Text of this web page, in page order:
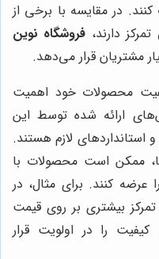
در مقایسه با برخی از
دارند، فروشگاه نوین
مشتریان قرار می‌دهد.
محصولات خود اهمیت
ارائه شده توسط این
استانداردهای لازم هستند.
ممکن است محصولات با
عرضه کنند. برای مثال، در
بیشتری بر روی قیمت
کیفیت را در اولویت قرار